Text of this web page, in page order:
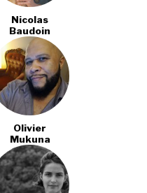
Nicolas
Baudoin
Olivier
Mukuna